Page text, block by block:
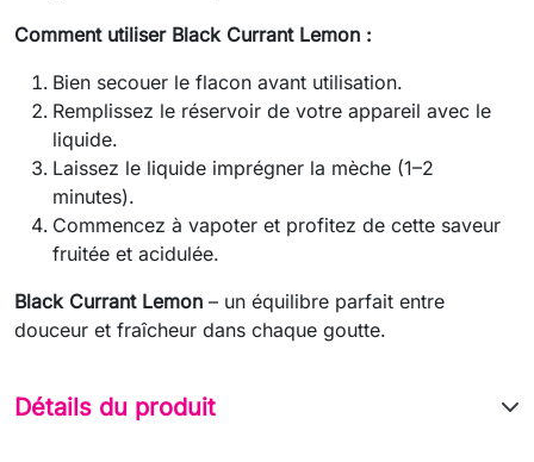
Comment utiliser Black Currant Lemon :
Bien secouer le flacon avant utilisation.
Remplissez le réservoir de votre appareil avec le
liquide.
Laissez le liquide imprégner la mèche (1–2
minutes).
Commencez à vapoter et profitez de cette saveur
fruitée et acidulée.
Black Currant Lemon – un équilibre parfait entre
douceur et fraîcheur dans chaque goutte.
Détails du produit